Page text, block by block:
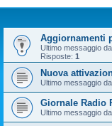
Aggiornamenti
Ultimo messaggio da
Risposte: 1
Nuova
Ultimo messaggio da
Giornale Radio
Ultimo messaggio da